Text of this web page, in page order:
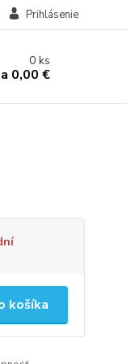
Prihlásenie
0ks
0,00 €
košíka